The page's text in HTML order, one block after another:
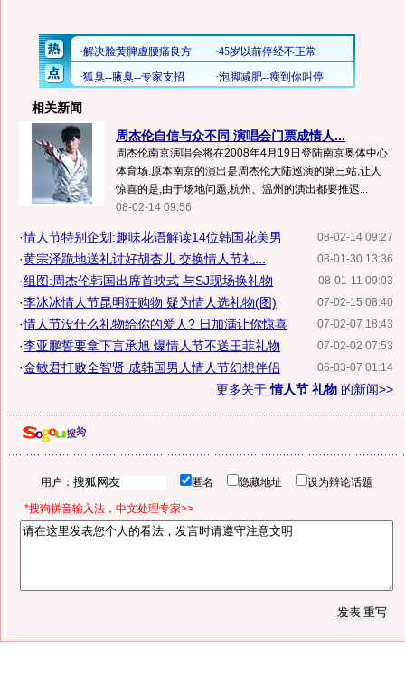
相关新闻
周杰伦自信与众不同 演唱会门票成情人...
周杰伦南京演唱会将在2008年4月19日登陆南京奥体中心
体育场.原本南京的演出是周杰伦大陆巡演的第三站,让人
惊喜的是,由于场地问题,杭州、温州的演出都要推迟...
08-02-14 09:56
08-02-14 09:27
·情人节特别企划:趣味花语解读14位韩国花美男
08-01-30 13:36
·黄宗泽跪地送礼讨好胡杏儿 交换情人节礼...
08-01-11 09:03
·组图:周杰伦韩国出席首映式 与SJ现场换礼物
07-02-15 08:40
·李冰冰情人节昆明狂购物 疑为情人选礼物(图)
07-02-07 18:43
·情人节没什么礼物给你的爱人? 日加满让你惊喜
07-02-02 07:53
·李亚鹏誓要拿下言承旭 爆情人节不送王菲礼物
06-03-07 01:14
·金敏君打败全智贤 成韩国男人情人节幻想伴侣
更多关于情人节 礼物 的新闻>>
用户： 匿名 隐藏地址 设为辩论话题
*搜狗拼音输入法，中文处理专家>>